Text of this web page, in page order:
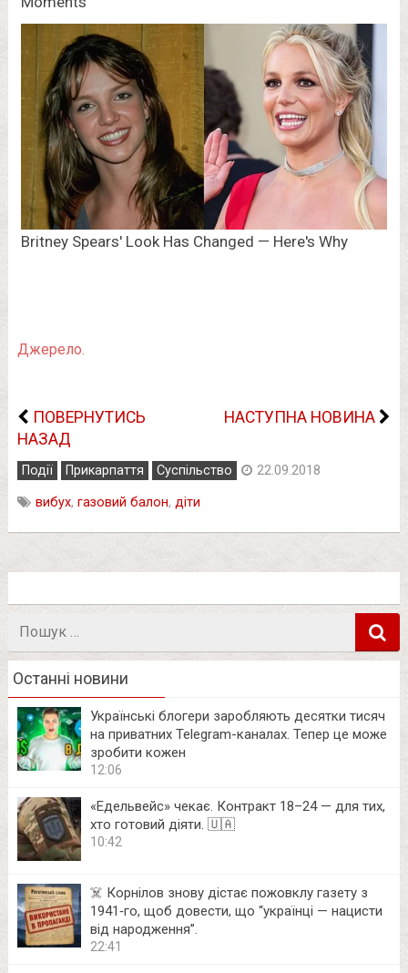
Джерело.
ПОВЕРНУТИСЬ
НАЗАД
НАСТУПНА НОВИНА
Події Прикарпаття Суспільство 22.09.2018
вибух, газовий балон, діти
Пошук
Останні новини
Українські блогери заробляють десятки тисяч
на приватних Telegram-каналах. Тепер це може
зробити кожен
12:06
«Едельвейс» чекає. Контракт 18–24 — для тих,
хто готовий діяти. 🇺🇦
10:42
☠️ Корнілов знову дістає пожовклу газету з
1941‑го, щоб довести, що “українці — нацисти
від народження”.
22:41